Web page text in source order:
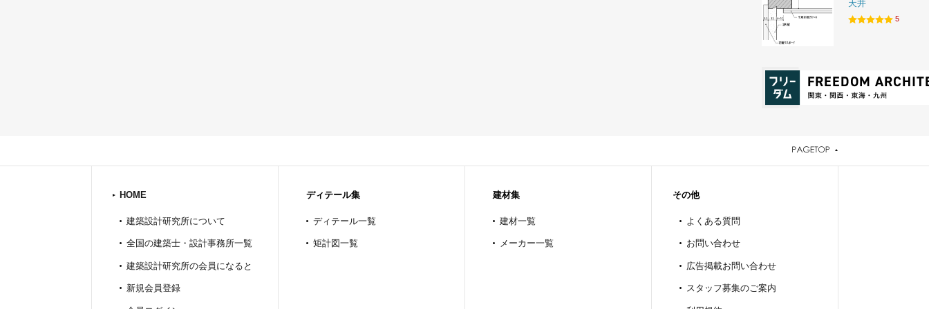
天井
5
HOME
建築設計研究所について
全国の建築士・設計事務所一覧
建築設計研究所の会員になると
新規会員登録
ディテール集
ディテール一覧
矩計図一覧
建材集
建材一覧
メーカー一覧
その他
よくある質問
お問い合わせ
広告掲載お問い合わせ
スタッフ募集のご案内